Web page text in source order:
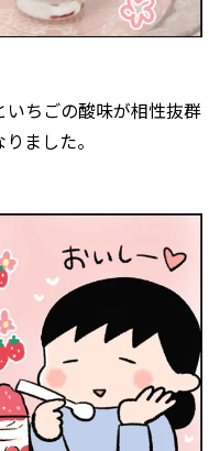
ちごの酸味が相性抜群
ました。